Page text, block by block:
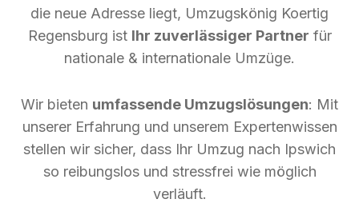
die neue Adresse liegt, Umzugskönig Koertig
Regensburg ist Ihr zuverlässiger Partner für
nationale & internationale Umzüge.
Wir bieten umfassende Umzugslösungen: Mit
unserer Erfahrung und unserem Expertenwissen
stellen wir sicher, dass Ihr Umzug nach Ipswich
so reibungslos und stressfrei wie möglich
verläuft.